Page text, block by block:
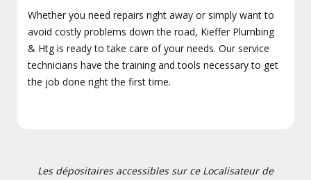
Whether you need repairs right away or simply want to
avoid costly problems down the road, Kieffer Plumbing
& Htg is ready to take care of your needs. Our service
technicians have the training and tools necessary to get
the job done right the first time.
Les dépositaires accessibles sur ce Localisateur de